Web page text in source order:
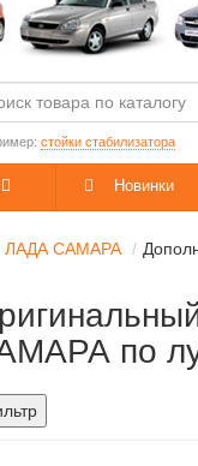
стойки стабилизатора
Новинки
ЛАДА САМАРА
по